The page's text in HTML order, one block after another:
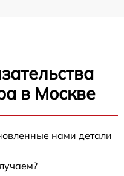
в Москве
нами детали